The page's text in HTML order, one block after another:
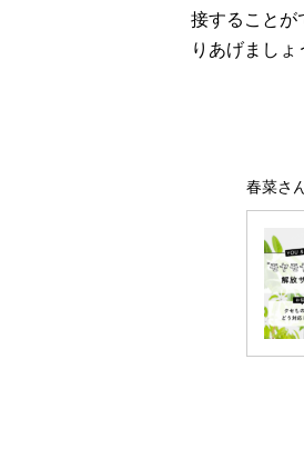
接することが
りあげましょ
春菜さ